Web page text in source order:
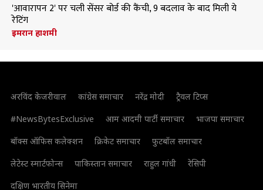
'आवारापन 2' पर चली सेंसर बोर्ड की कैंची, 9 बदलाव के बाद मिली ये
रेटिंग
इमरान हाशमी
अरविंद केजरीवाल कांग्रेस समाचार नरेंद्र मोदी
ट्रैवल टिप्स
#NewsBytesExclusive
आम आदमी पार्टी समाचार
भाजपा समाचार
बॉक्स ऑफिस कलेक्शन
क्रिकेट समाचार
फुटबॉल समाचार
लेटेस्ट स्मार्टफोन्स
पाकिस्तान समाचार राहुल गांधी
रेसिपी
दक्षिण भारतीय सिनेमा